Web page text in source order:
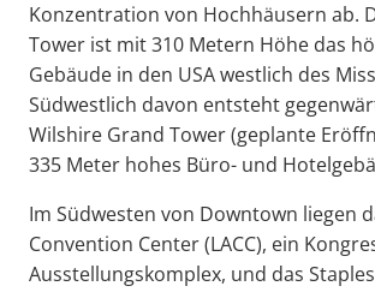
Konzentration von Hochhäusern ab.
Tower ist mit 310 Metern Höhe das
Gebäude in den USA westlich des
Südwestlich davon entsteht
Wilshire Grand Tower (geplante
335 Meter hohes Büro- und
Im Südwesten von Downtown liegen
Convention Center (LACC), ein
Ausstellungskomplex, und das